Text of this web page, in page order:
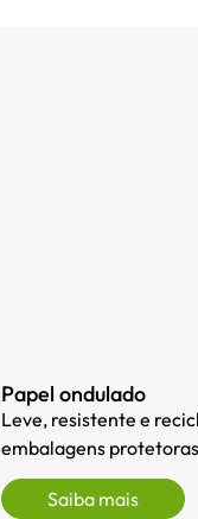
Papel ondulado
Leve, resistente e
embalagens
Saiba mais